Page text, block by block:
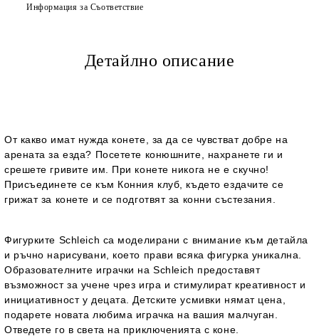
Информация за Съответствие
Детайлно описание
От какво имат нужда конете, за да се чувстват добре на
арената за езда? Посетете конюшните, нахранете ги и
срешете гривите им. При конете никога не е скучно!
Присъединете се към Конния клуб, където ездачите се
грижат за конете и се подготвят за конни състезания.
Фигурките Schleich са моделирани с внимание към детайла
и ръчно нарисувани, което прави всяка фигурка уникална.
Образователните играчки на Schleich предоставят
възможност за учене чрез игра и стимулират креативност и
инициативност у децата. Детските усмивки нямат цена,
подарете новата любима играчка на вашия малчуган.
Отведете го в света на приключенията с коне.